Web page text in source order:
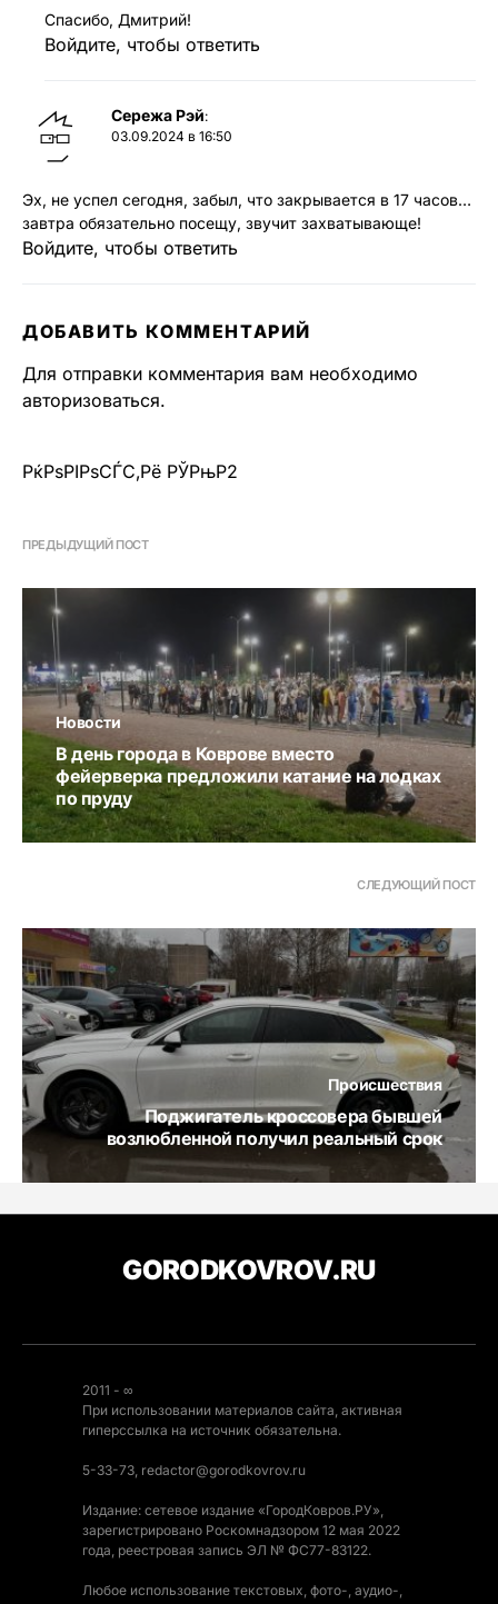
Спасибо, Дмитрий!
Войдите, чтобы ответить
Сережа Рэй:
03.09.2024 в 16:50
Эх, не успел сегодня, забыл, что закрывается в 17 часов…
завтра обязательно посещу, звучит захватывающе!
Войдите, чтобы ответить
ДОБАВИТЬ КОММЕНТАРИЙ
Для отправки комментария вам необходимо
авторизоваться.
РќРѕРІРѕСЃС‚Рё РЎРњР2
ПРЕДЫДУЩИЙ ПОСТ
Новости
В день города в Коврове вместо
фейерверка предложили катание на лодках
по пруду
СЛЕДУЮЩИЙ ПОСТ
Происшествия
Поджигатель кроссовера бывшей
возлюбленной получил реальный срок
GORODKOVROV.RU
2011 - ∞
При использовании материалов сайта, активная
гиперссылка на источник обязательна.
5-33-73, redactor@gorodkovrov.ru
Издание: сетевое издание «ГородКовров.РУ»,
зарегистрировано Роскомнадзором 12 мая 2022
года, реестровая запись ЭЛ № ФС77-83122.
Любое использование текстовых, фото-, аудио-,